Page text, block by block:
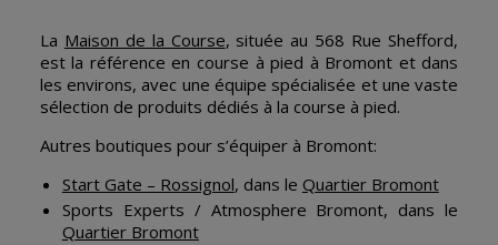
La Maison de la Course, située au 568 Rue Shefford,
est la référence en course à pied à Bromont et dans
les environs, avec une équipe spécialisée et une vaste
sélection de produits dédiés à la course à pied.
Autres boutiques pour s’équiper à Bromont:
Start Gate – Rossignol, dans le Quartier Bromont
Sports Experts / Atmosphere Bromont, dans le
Quartier Bromont